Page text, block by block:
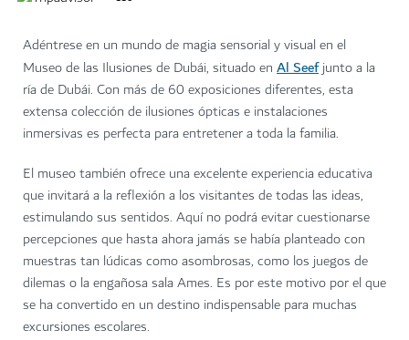
Adéntrese en un mundo de magia sensorial y visual en el
Museo de las Ilusiones de Dubái, situado en Al Seefjunto a la
ría de Dubái. Con más de 60 exposiciones diferentes, esta
extensa colección de ilusiones ópticas e instalaciones
inmersivas es perfecta para entretener a toda la familia.
El museo también ofrece una excelente experiencia educativa
que invitará a la reflexión a los visitantes de todas las ideas,
estimulando sus sentidos. Aquí no podrá evitar cuestionarse
percepciones que hasta ahora jamás se había planteado con
muestras tan lúdicas como asombrosas, como los juegos de
dilemas o la engañosa sala Ames. Es por este motivo por el que
se ha convertido en un destino indispensable para muchas
excursiones escolares.